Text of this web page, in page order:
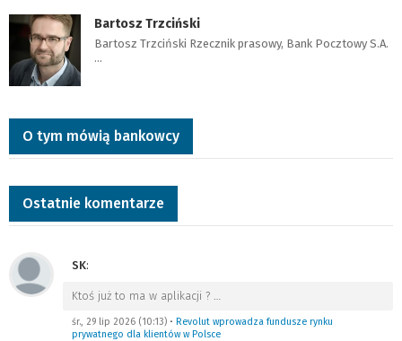
Bartosz Trzciński
Bartosz Trzciński Rzecznik prasowy, Bank Pocztowy S.A.
…
O tym mówią bankowcy
Ostatnie komentarze
SK:
Ktoś już to ma w aplikacji ? …
śr., 29 lip 2026 (10:13) • Revolut wprowadza fundusze rynku
prywatnego dla klientów w Polsce